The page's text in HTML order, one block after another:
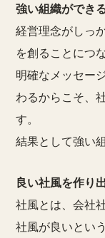
強い組織ができ
経営理念がしっ
を創ることにつ
明確なメッセー
わるからこそ、
す。
結果として強い
良い社風を作り
社風とは、会社
社風が良いとい